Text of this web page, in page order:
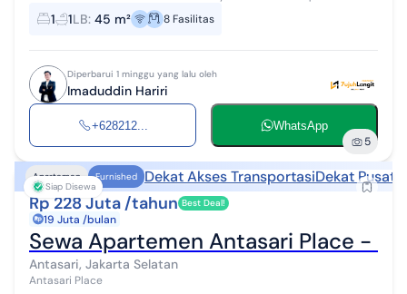
1 Bathroom : 1 Full Furnished
1 1LB: 45 m² 8 Fasilitas
Diperbarui 1 minggu yang lalu oleh
Imaduddin Hariri
+628212... WhatsApp
5
Siap Disewa
Apartemen Furnished Dekat Akses TransportasiDekat Pusat
Rp 228 Juta /tahun Best Deal!
19 Juta /bulan
Sewa Apartemen Antasari Place - 2
Antasari, Jakarta Selatan
Antasari Place